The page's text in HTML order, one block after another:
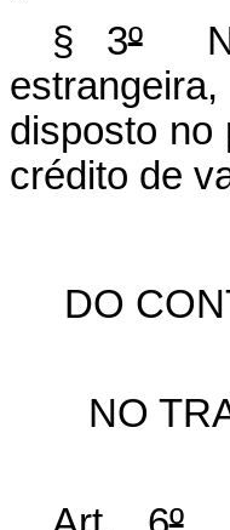
§ 3ºNa
disposto no
crédito de
DO
NO